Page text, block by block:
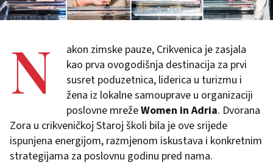
N
akon zimske pauze, Crikvenica je zasjala
kao prva ovogodišnja destinacija za prvi
susret poduzetnica, liderica u turizmu i
žena iz lokalne samouprave u organizaciji
poslovne mrežeWomen in Adria. Dvorana
Zora u crikveničkoj Staroj školi bila je ove srijede
ispunjena energijom, razmjenom iskustava i konkretnim
strategijama za poslovnu godinu pred nama.